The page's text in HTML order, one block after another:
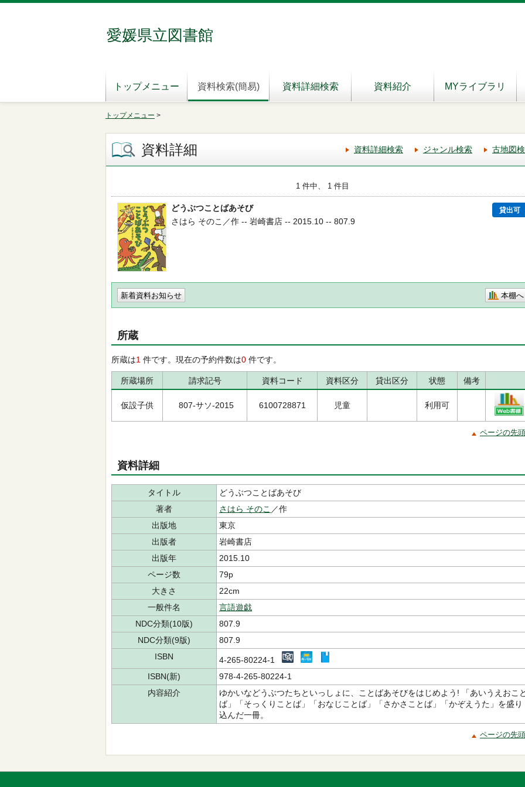
愛媛県立図書館
トップメニュー 資料検索(簡易) 資料詳細検索 資料紹介 MYライブラリ
トップメニュー >
資料詳細 資料詳細検索 ジャンル検索 古地図
1 件中、 1 件目
どうぶつことばあそび 貸出可
さはら そのこ／作 -- 岩崎書店 -- 2015.10 -- 807.9
新着資料お知らせ 本棚へ
所蔵
所蔵は1 件です。現在の予約件数は0 件です。
所蔵場所 請求記号 資料コード 資料区分 貸出区分 状態 備考
仮設子供 807-サソ-2015 6100728871 児童 利用可
ページの先
資料詳細
タイトル
どうぶつことばあそび
著者
さはら そのこ ／作
出版地
東京
出版者
岩崎書店
出版年
2015.10
ページ数
79p
大きさ
22cm
一般件名
言語遊戯
NDC分類(10版)
807.9
NDC分類(9版)
807.9
ISBN
4-265-80224-1
ISBN(新)
978-4-265-80224-1
内容紹介
ゆかいなどうぶつたちといっしょに、ことばあそびをはじめよう! 「あいうえおこ
ば」「そっくりことば」「おなじことば」「さかさことば」「かぞえうた」を盛り
込んだ一冊。
ページの先